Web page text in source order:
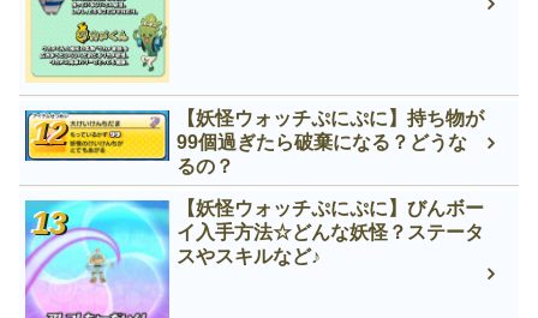
【妖怪ウォッチぷにぷに】持ち物が
99個過ぎたら破棄になる？どうな
るの？
【妖怪ウォッチぷにぷに】びんボー
イ入手方法☆どんな妖怪？ステータ
スやスキルなど♪